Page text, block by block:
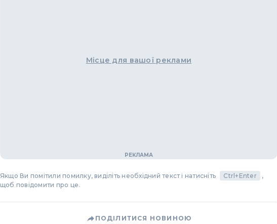
Місце для вашої реклами
Якщо Ви помітили помилку, виділіть необхідний текст і натисніть Ctrl+Enter
,
щоб повідомити про це.
ПОДІЛИТИСЯ НОВИНОЮ